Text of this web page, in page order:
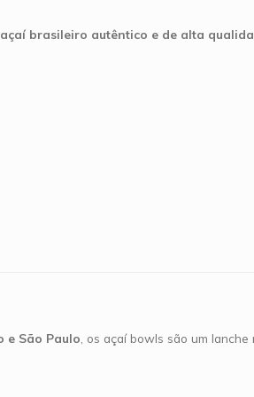
açaí brasileiro autêntico e de alta
e São Paulo , os açaí bowls são um lanche